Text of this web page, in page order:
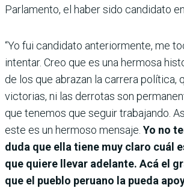
Parlamento, el haber sido candidato
“Yo fui candidato anteriormente, me
intentar. Creo que es una hermosa
de los que abrazan la carrera política,
victorias, ni las derrotas son
que tenemos que seguir trabajando.
este es un hermoso mensaje. Yo no
duda que ella tiene muy claro cuál
que quiere llevar adelante. Acá el
que el pueblo peruano la pueda